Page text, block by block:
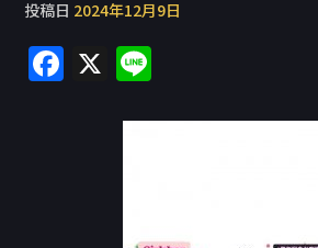
投稿日 2024年12月9日
F X
e